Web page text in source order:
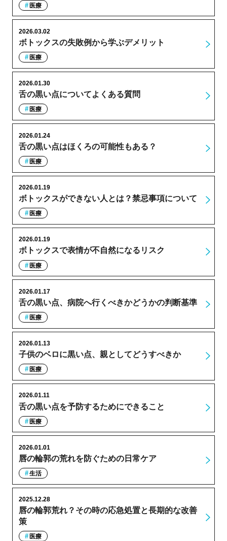
医療
ボトックスの失敗例から学ぶデメリット
2026.03.02
医療
舌の黒い点についてよくある質問
2026.01.30
医療
舌の黒い点はほくろの可能性もある？
2026.01.24
医療
ボトックスができない人とは？禁忌事項について
2026.01.19
医療
ボトックスで表情が不自然になるリスク
2026.01.19
医療
舌の黒い点、病院へ行くべきかどうかの判断基準
2026.01.17
医療
子供のベロに黒い点、親としてどうすべきか
2026.01.13
医療
舌の黒い点を予防するためにできること
2026.01.11
医療
唇の輪郭の荒れを防ぐための日常ケア
2026.01.01
生活
唇の輪郭荒れ？その時の応急処置と長期的な改善
策
2025.12.28
医療